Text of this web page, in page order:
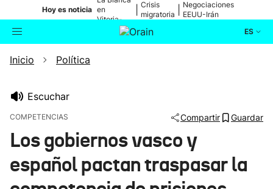
Hoy es noticia en
Vitoria-
Gasteiz
Crisis
migratoria
Negociaciones
EEUU-Irán
ES
Buscador
Ikusmiran
Inicio Política
Escuchar
COMPETENCIAS Compartir Guardar
Los gobiernos vasco y
español pactan traspasar la